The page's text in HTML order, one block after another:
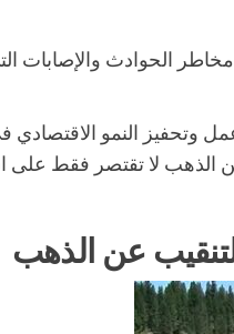
الحوادث والإصابات
النمو الاقتصادي
الذهب لا تقتصر فقط على
عن الذهب